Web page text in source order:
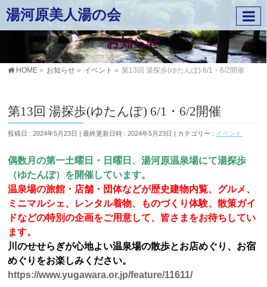
湯河原美人湯の会
お知らせ
HOME » お知らせ » イベント » 第13回 湯探歩(ゆたんぽ) 6/1・6/2開催
第13回 湯探歩(ゆたんぽ) 6/1・6/2開催
投稿日 : 2024年5月23日 最終更新日時 : 2024年5月23日 カテゴリー : イベント
偶数月の第一土曜日・日曜日、湯河原温泉場にて湯探歩
（ゆたんぽ）を開催しています。
温泉場の旅館・店舗・団体などが歴史建物内覧、グルメ、
ミニマルシェ、レンタル着物、ものづくり体験、散策ガイ
ドなどの特別の企画をご用意して、皆さまをお待ちしてい
ます。
川のせせらぎが心地よい温泉場の散歩とお店めぐり、お宿
めぐりをお楽しみください。
https://www.yugawara.or.jp/feature/11611/